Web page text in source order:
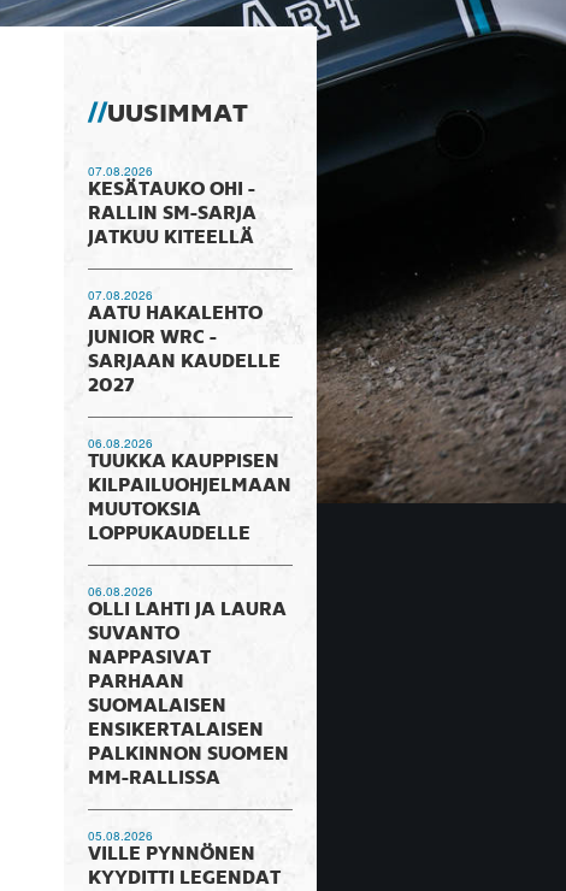
UUSIMMAT
07.08.2026
KESÄTAUKO OHI -
RALLIN SM-SARJA
JATKUU KITEELLÄ
07.08.2026
AATU HAKALEHTO
JUNIOR WRC -
SARJAAN KAUDELLE
2027
06.08.2026
TUUKKA KAUPPISEN
KILPAILUOHJELMAAN
MUUTOKSIA
LOPPUKAUDELLE
06.08.2026
OLLI LAHTI JA LAURA
SUVANTO
NAPPASIVAT
PARHAAN
SUOMALAISEN
ENSIKERTALAISEN
PALKINNON SUOMEN
MM-RALLISSA
05.08.2026
VILLE PYNNÖNEN
KYYDITTI LEGENDAT